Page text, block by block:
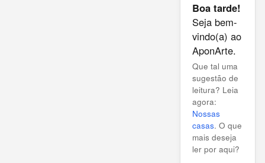
Boa tarde!
Seja bem-
vindo(a) ao
AponArte.
Que tal uma
sugestão de
leitura? Leia
agora:
Nossas
casas. O que
mais deseja
ler por aqui?